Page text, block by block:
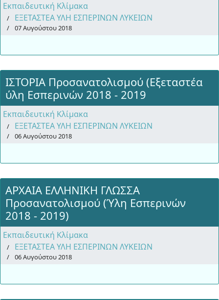
Εκπαιδευτική Κλίμακα
ΕΞΕΤΑΣΤΕΑ ΥΛΗ ΕΣΠΕΡΙΝΩΝ ΛΥΚΕΙΩΝ
07 Αυγούστου 2018
ΙΣΤΟΡΙΑ Προσανατολισμού (Εξεταστέα
ύλη Εσπερινών 2018 - 2019
Εκπαιδευτική Κλίμακα
ΕΞΕΤΑΣΤΕΑ ΥΛΗ ΕΣΠΕΡΙΝΩΝ ΛΥΚΕΙΩΝ
06 Αυγούστου 2018
ΑΡΧΑΙΑ ΕΛΛΗΝΙΚΗ ΓΛΩΣΣΑ
Προσανατολισμού (Ύλη Εσπερινών
2018 - 2019)
Εκπαιδευτική Κλίμακα
ΕΞΕΤΑΣΤΕΑ ΥΛΗ ΕΣΠΕΡΙΝΩΝ ΛΥΚΕΙΩΝ
06 Αυγούστου 2018